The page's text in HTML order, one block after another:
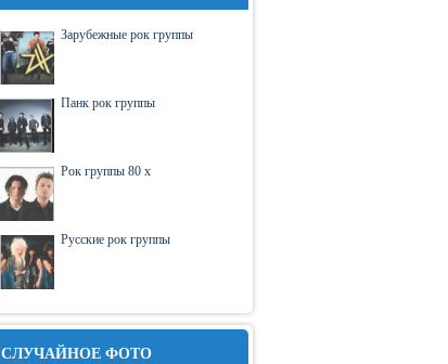
Зарубежные рок группы
Панк рок группы
Рок группы 80 х
Русские рок группы
СЛУЧАЙНОЕ ФОТО